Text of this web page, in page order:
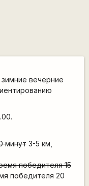
вечерние
минут3-5 км,
победителя 15
победителя 20